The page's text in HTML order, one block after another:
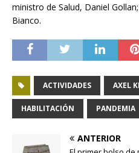
ministro de Salud, Daniel
Bianco.
ACTIVIDADES AXEL
HABILITACIÓN PANDEMIA
ANTERIOR